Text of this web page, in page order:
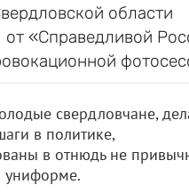
области
«Справедливой
свердловчане,
в политике,
в отнюдь не
униформе.